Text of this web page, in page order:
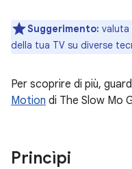
Suggerimento: valuta
della tua TV su diverse
Per scoprire di più,
Motion di The Slow Mo
Princìpi